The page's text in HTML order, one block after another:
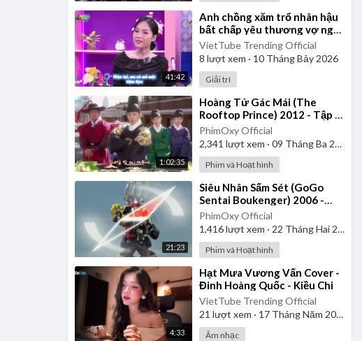
41:42
⁣Anh chồng xăm trổ nhân hậu
bất chấp yêu thương vợ ngồi
xe lăn cả đời | Yêu Là Cưới
VietTube Trending Official
8 lượt xem · 10 Tháng Bảy 2026
Giải trí
1:02:35
⁣Hoàng Tử Gác Mái (The
Rooftop Prince) 2012 - Tập 1
| Lồng Tiếng
PhimOxy Official
2,341 lượt xem · 09 Tháng Ba 2025
Phim và Hoạt hình
21:23
⁣Siêu Nhân Sấm Sét (GoGo
Sentai Boukenger) 2006 -
Tập 2 | Thuyết Minh
PhimOxy Official
1,416lượt xem · 22 Tháng Hai 2025
Phim và Hoạt hình
4:33
⁣Hạt Mưa Vương Vấn Cover -
Đinh Hoàng Quốc - Kiều Chi
VietTube Trending Official
21 lượt xem · 17 Tháng Năm 2026
Âm nhạc